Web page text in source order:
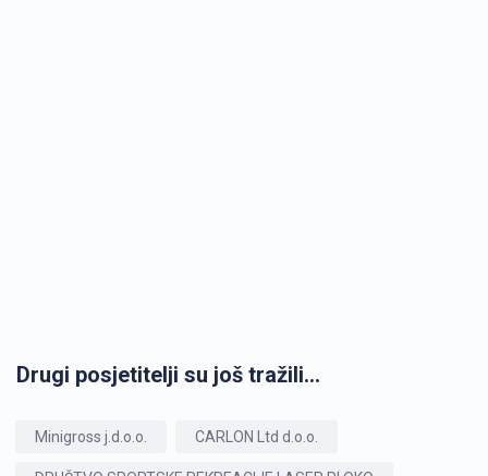
Drugi posjetitelji su još tražili...
Minigross j.d.o.o. CARLON Ltd d.o.o.